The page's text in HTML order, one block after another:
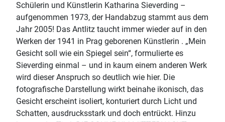
Schülerin und Künstlerin Katharina Sieverding –
aufgenommen 1973, der Handabzug stammt aus dem
Jahr 2005! Das Antlitz taucht immer wieder auf in den
Werken der 1941 in Prag geborenen Künstlerin . „Mein
Gesicht soll wie ein Spiegel sein“, formulierte es
Sieverding einmal – und in kaum einem anderen Werk
wird dieser Anspruch so deutlich wie hier. Die
fotografische Darstellung wirkt beinahe ikonisch, das
Gesicht erscheint isoliert, konturiert durch Licht und
Schatten, ausdrucksstark und doch entrückt. Hinzu